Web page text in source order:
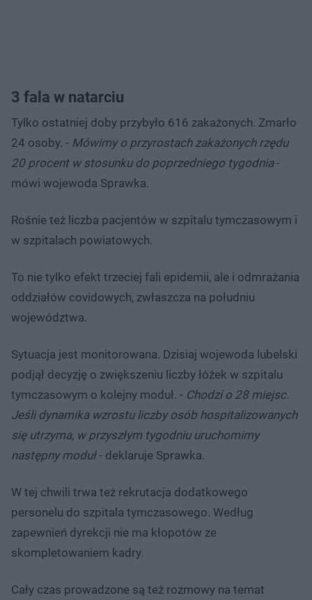
3 fala w natarciu
​Tylko ostatniej doby przybyło 616 zakażonych. Zmarło
24 osoby. - Mówimy o przyrostach zakażonych rzędu
20 procent w stosunku do poprzedniego tygodnia-
mówi wojewoda Sprawka.
Rośnie też liczba pacjentów w szpitalu tymczasowym i
w szpitalach powiatowych.
To nie tylko efekt trzeciej fali epidemii, ale i odmrażania
oddziałów covidowych, zwłaszcza na południu
województwa.
Sytuacja jest monitorowana. Dzisiaj wojewoda lubelski
podjął decyzję o zwiększeniu liczby łóżek w szpitalu
tymczasowym o kolejny moduł. - Chodzi o 28 miejsc.
Jeśli dynamika wzrostu liczby osób hospitalizowanych
się utrzyma, w przyszłym tygodniu uruchomimy
następny moduł- deklaruje Sprawka.
W tej chwili trwa też rekrutacja dodatkowego
personelu do szpitala tymczasowego. Według
zapewnień dyrekcji nie ma kłopotów ze
skompletowaniem kadry.
Cały czas prowadzone są też rozmowy na temat